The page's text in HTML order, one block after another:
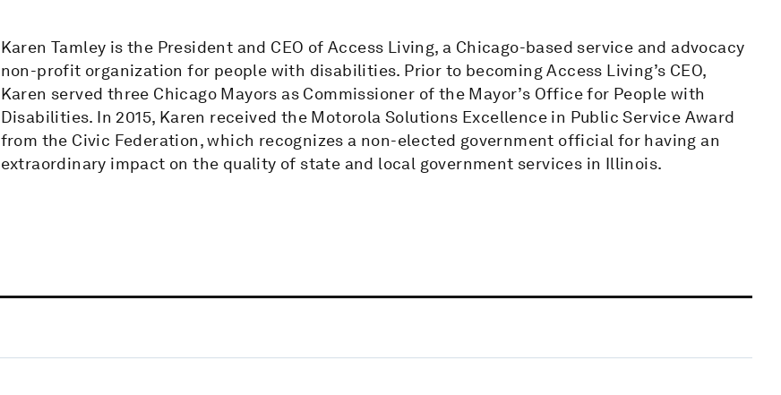
Karen Tamley is the President and CEO of Access Living, a Chicago-based service and advocacy
non-profit organization for people with disabilities. Prior to becoming Access Living’s CEO,
Karen served three Chicago Mayors as Commissioner of the Mayor’s Office for People with
Disabilities. In 2015, Karen received the Motorola Solutions Excellence in Public Service Award
from the Civic Federation, which recognizes a non-elected government official for having an
extraordinary impact on the quality of state and local government services in Illinois.